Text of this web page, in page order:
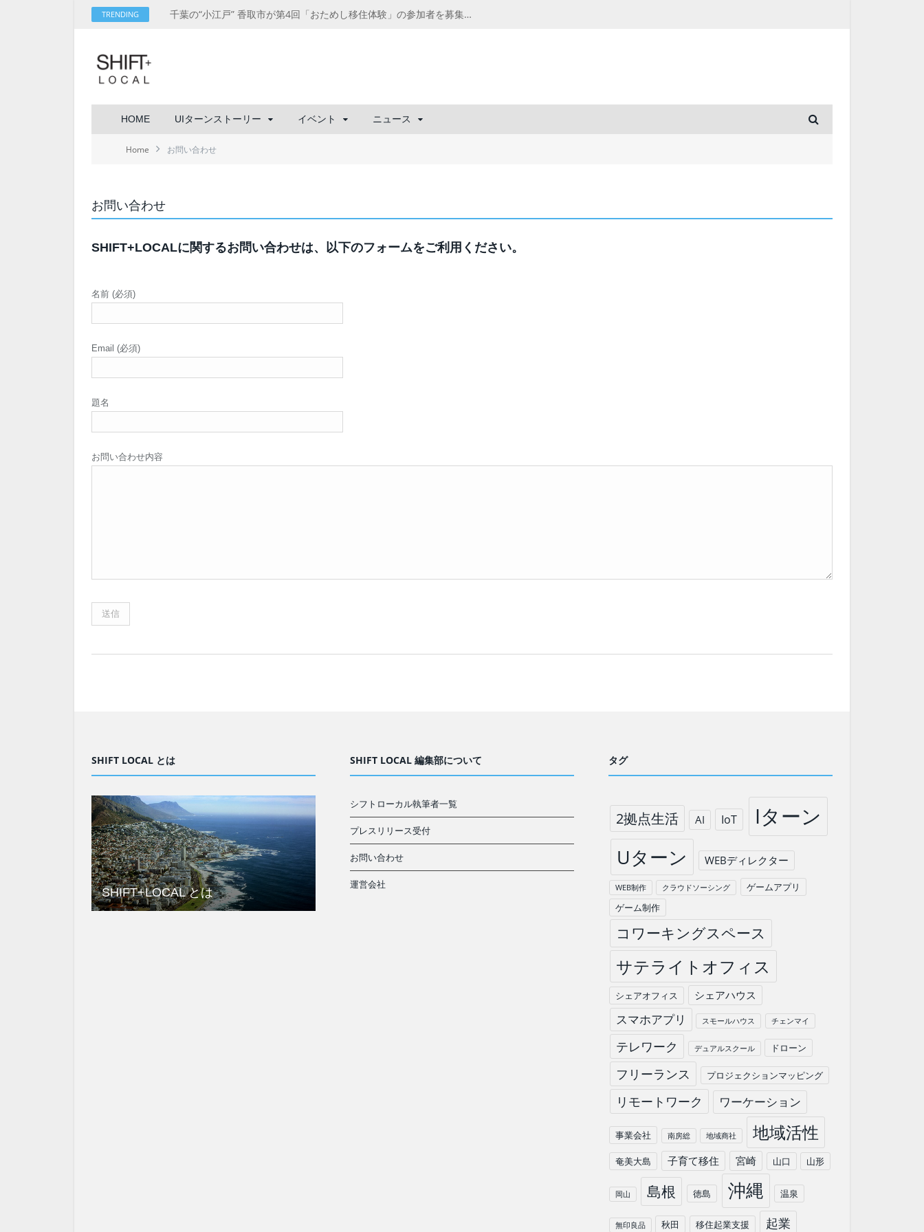
TRENDING 千葉の“小江戸” 香取市が第4回「おためし移住体験」の参加者を募集中！1人1泊2,000円を補助、築100年超の古民家に宿泊も
HOME UIターンストーリー イベント ニュース
Home お問い合わせ
お問い合わせ
SHIFT+LOCALに関するお問い合わせは、以下のフォームをご利用ください。
名前 (必須)
Email (必須)
題名
お問い合わせ内容
SHIFT LOCAL とは
SHIFT+LOCAL とは
SHIFT LOCAL 編集部について
シフトローカル執筆者一覧
プレスリリース受付
お問い合わせ
運営会社
タグ
2拠点生活 AI IoT Iターン
Uターン WEBディレクター
WEB制作 クラウドソーシング
ゲームアプリ
ゲーム制作
コワーキングスペース
サテライトオフィス
シェアオフィス シェアハウス
スマホアプリ スモールハウス チェンマイ
テレワーク デュアルスクール ドローン
フリーランス プロジェクションマッピング
リモートワーク ワーケーション
事業会社 南房総 地域商社 地域活性
奄美大島 子育て移住 宮崎 山口 山形
岡山 島根 徳島 沖縄 温泉
無印良品 秋田 移住起業支援 起業